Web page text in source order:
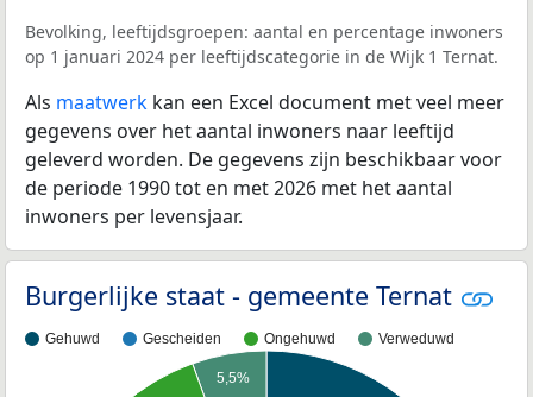
Bevolking, leeftijdsgroepen: aantal en percentage inwoners
op 1 januari 2024 per leeftijdscategorie in de Wijk 1 Ternat.
Als maatwerk kan een Excel document met veel meer
gegevens over het aantal inwoners naar leeftijd
geleverd worden. De gegevens zijn beschikbaar voor
de periode 1990 tot en met 2026 met het aantal
inwoners per levensjaar.
Burgerlijke staat - gemeente Ternat
Gehuwd Gescheiden Ongehuwd Verweduwd
5,5%